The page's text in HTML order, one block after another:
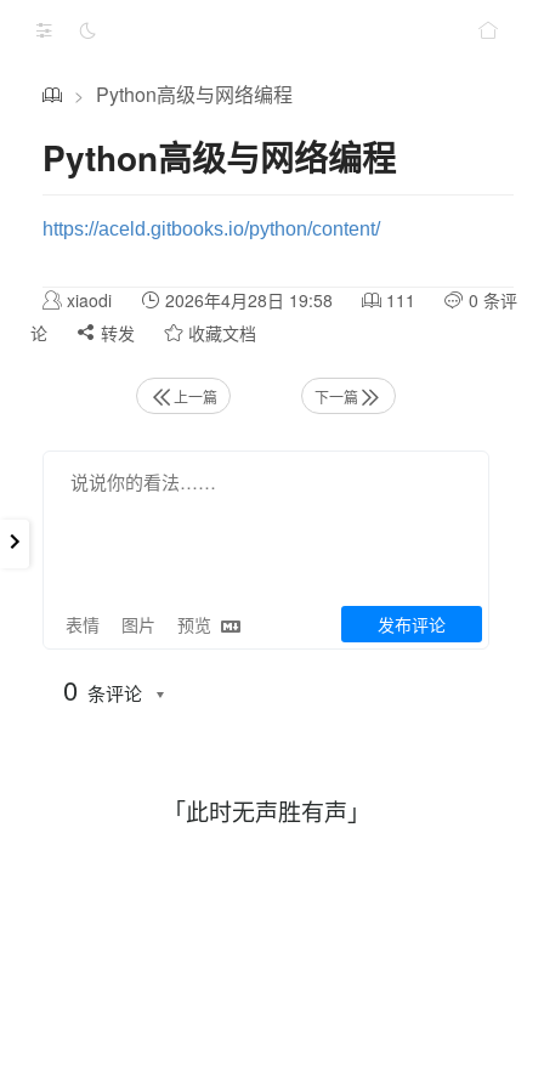
> Python高级与网络编程
Python高级与网络编程
https://aceld.gitbooks.io/python/content/
xiaodi 2026年4月28日 19:58 111
0 条评
论
转发 收藏文档
上一篇 下一篇
表情 图片 预览 发布评论
0 条评论
「此时无声胜有声」